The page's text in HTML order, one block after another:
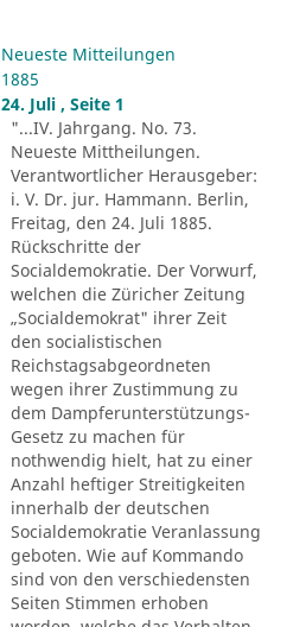
Neueste Mitteilungen
1885
24. Juli , Seite 1
"...IV. Jahrgang. No. 73.
Neueste Mittheilungen.
Verantwortlicher Herausgeber:
i. V. Dr. jur. Hammann. Berlin,
Freitag, den 24. Juli 1885.
Rückschritte der
Socialdemokratie. Der Vorwurf,
welchen die Züricher Zeitung
„Socialdemokrat" ihrer Zeit
den socialistischen
Reichstagsabgeordneten
wegen ihrer Zustimmung zu
dem Dampferunterstützungs-
Gesetz zu machen für
nothwendig hielt, hat zu einer
Anzahl heftiger Streitigkeiten
innerhalb der deutschen
Socialdemokratie Veranlassung
geboten. Wie auf Kommando
sind von den verschiedensten
Seiten Stimmen erhoben